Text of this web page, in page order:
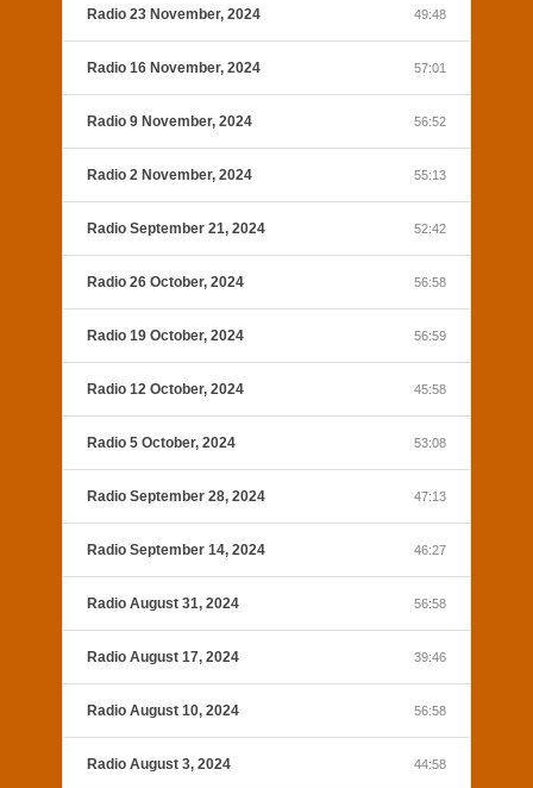
Radio 23 November, 2024 49:48
Radio 16 November, 2024 57:01
Radio 9 November, 2024 56:52
Radio 2 November, 2024 55:13
Radio September 21, 2024 52:42
Radio 26 October, 2024 56:58
Radio 19 October, 2024 56:59
Radio 12 October, 2024 45:58
Radio 5 October, 2024 53:08
Radio September 28, 2024 47:13
Radio September 14, 2024 46:27
Radio August 31, 2024 56:58
Radio August 17, 2024 39:46
Radio August 10, 2024 56:58
Radio August 3, 2024 44:58